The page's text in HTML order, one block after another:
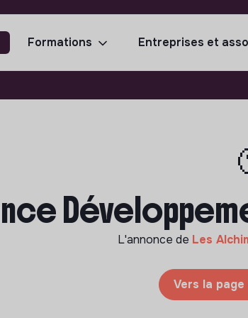
Formations Entreprises et
L'annonce de Les
Vers la